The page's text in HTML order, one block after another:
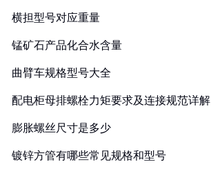
横担型号对应重量
锰矿石产品化合水含量
曲臂车规格型号大全
配电柜母排螺栓力矩要求及连接规范详解
膨胀螺丝尺寸是多少
镀锌方管有哪些常见规格和型号